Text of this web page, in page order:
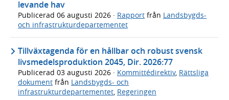
levande hav
Publicerad 06 augusti 2026 · Rapport från Landsbygds-
och infrastrukturdepartementet
Tillväxtagenda för en hållbar och robust svensk
livsmedelsproduktion 2045, Dir. 2026:77
Publicerad 03 augusti 2026 · Kommittédirektiv, Rättsliga
dokument från Landsbygds- och
infrastrukturdepartementet, Regeringen